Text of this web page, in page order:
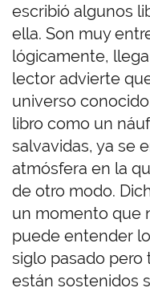
escribió algunos
ella. Son muy
lógicamente,
lector advierte
universo
libro como un
salvavidas, ya se
atmósfera en la
de otro modo.
un momento que
puede entender
siglo pasado
están sostenidos